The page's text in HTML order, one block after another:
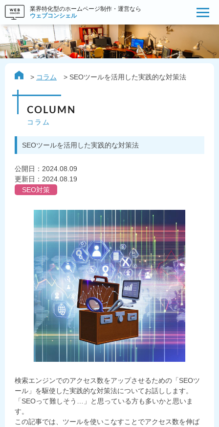
業界特化型のホームページ制作・運営なら
ウェブコンシェル
コラム SEOツールを活用した実践的な対策法
COLUMN
コラム
SEOツールを活用した実践的な対策法
公開日： 2024.08.09
更新日：2024.08.19
SEO対策
検索エンジンでのアクセス数をアップさせるための「SEOツ
ール」を駆使した実践的な対策法についてお話しします。
「SEOって難しそう…」と思っている方も多いかと思いま
す。
この記事では、ツールを使いこなすことでアクセス数を伸ば